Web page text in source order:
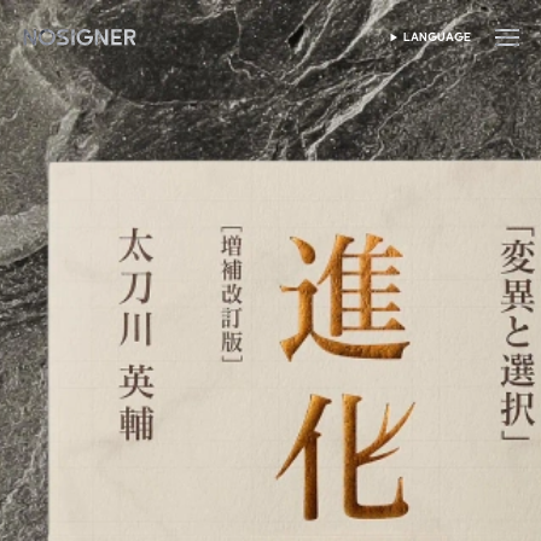
হোম ভাষা নির্বাচন করুন
LANGUAGE